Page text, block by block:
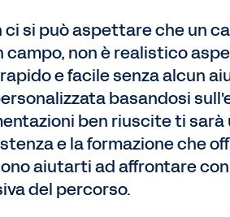
ci si può aspettare che un
campo, non è realistico
e facile senza alcun
basandosi
ben riuscite ti
e la formazione che
aiutarti ad affrontare
del percorso.